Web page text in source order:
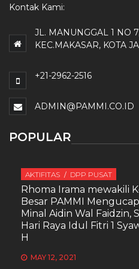
Kontak Kami:
JL. MANUNGGAL 1 NO
KEC.MAKASAR, KOTA
+21-2962-2516
ADMIN@PAMMI.CO.ID
POPULAR
AKTIFITAS DPP PUSAT
Rhoma Irama mewakili
Besar PAMMI
Minal Aidin Wal Faidzin,
Hari Raya Idul Fitri 1
H
MAY 12, 2021